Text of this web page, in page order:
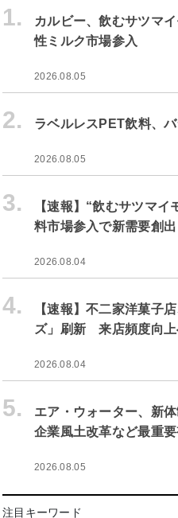
1.
カルビー、飲むサツマ
性ミルク市場参入
2026.08.05
2. ラベルレスPET飲料、
2026.08.05
3.
【速報】“飲むサツマ
料市場参入で新需要創出
2026.08.04
4.
【速報】不二家洋菓子
ズ」刷新 来店頻度向
2026.08.04
5.
エア・ウォーター、新
企業風土改革など最重
2026.08.05
注目キーワード